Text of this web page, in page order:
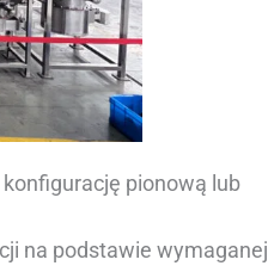
pionową lub
na podstawie wymaganej